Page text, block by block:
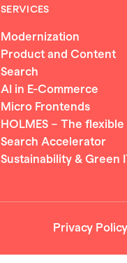
SERVICES
Modernization
Product and Content
Search
AI in E-Commerce
Micro Frontends
HOLMES – The flexible
Search Accelerator
Sustainability & Green
Privacy Policy